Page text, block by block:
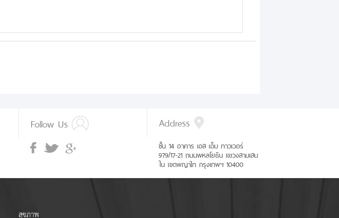
Follow Us Address
ชั้น 14 อาคาร เอส เอ็ม ทาวเวอร์
979/17-21 ถนนพหลโยธิน แขวงสามเสน
ใน เขตพญาไท กรุงเทพฯ 10400
สุขภาพ